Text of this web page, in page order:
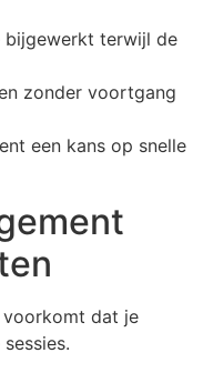
bijgewerkt terwijl de
zonder voortgang
een kans op snelle
voorkomt dat je